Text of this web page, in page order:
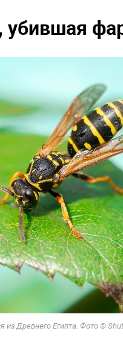
убившая
из Древнего Египта. Фото ©